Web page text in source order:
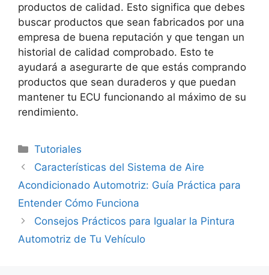
productos de calidad. Esto significa que debes
buscar productos que sean fabricados por una
empresa de buena reputación y que tengan un
historial de calidad comprobado. Esto te
ayudará a asegurarte de que estás comprando
productos que sean duraderos y que puedan
mantener tu ECU funcionando al máximo de su
rendimiento.
Categorías
Tutoriales
Características del Sistema de Aire
Acondicionado Automotriz: Guía Práctica para
Entender Cómo Funciona
Consejos Prácticos para Igualar la Pintura
Automotriz de Tu Vehículo